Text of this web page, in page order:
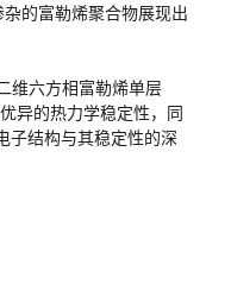
的富勒烯聚合物展现出
维六方相富勒烯单层
异的热力学稳定性，同
子结构与其稳定性的深